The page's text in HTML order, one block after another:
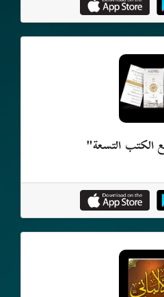
الكتب التسعة"